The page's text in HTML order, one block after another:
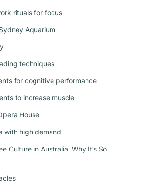
rituals for focus
Aquarium
techniques
for cognitive performance
to increase muscle
House
with high demand
Culture in Australia: Why It’s So